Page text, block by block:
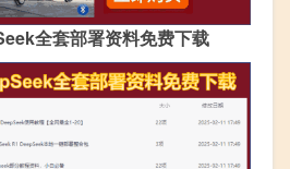
全套部署资料免费下载